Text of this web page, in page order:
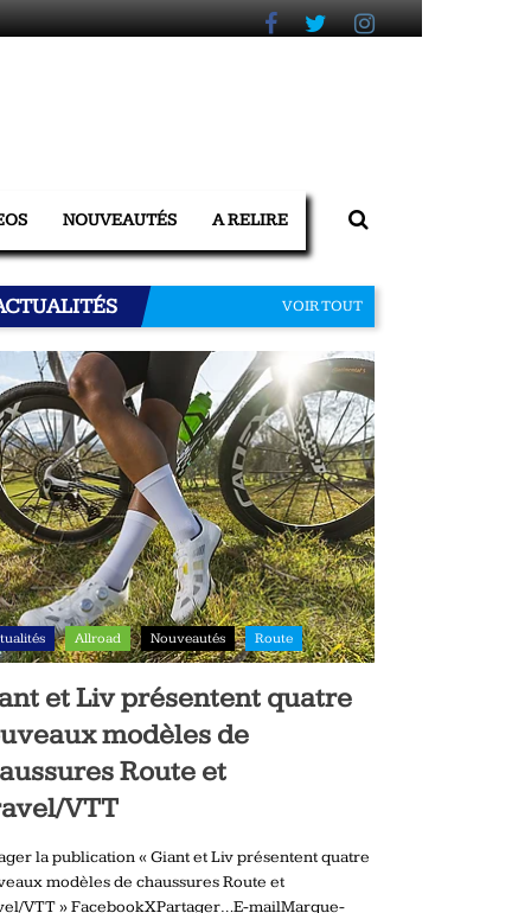
NOUVEAUTÉS A RELIRE
VOIR TOUT
Allroad Nouveautés Route
et Liv présentent quatre
modèles de
Route et
VTT
la publication « Giant et Liv présentent quatre
modèles de chaussures Route et
VTT » FacebookXPartager…E-mailMarque-